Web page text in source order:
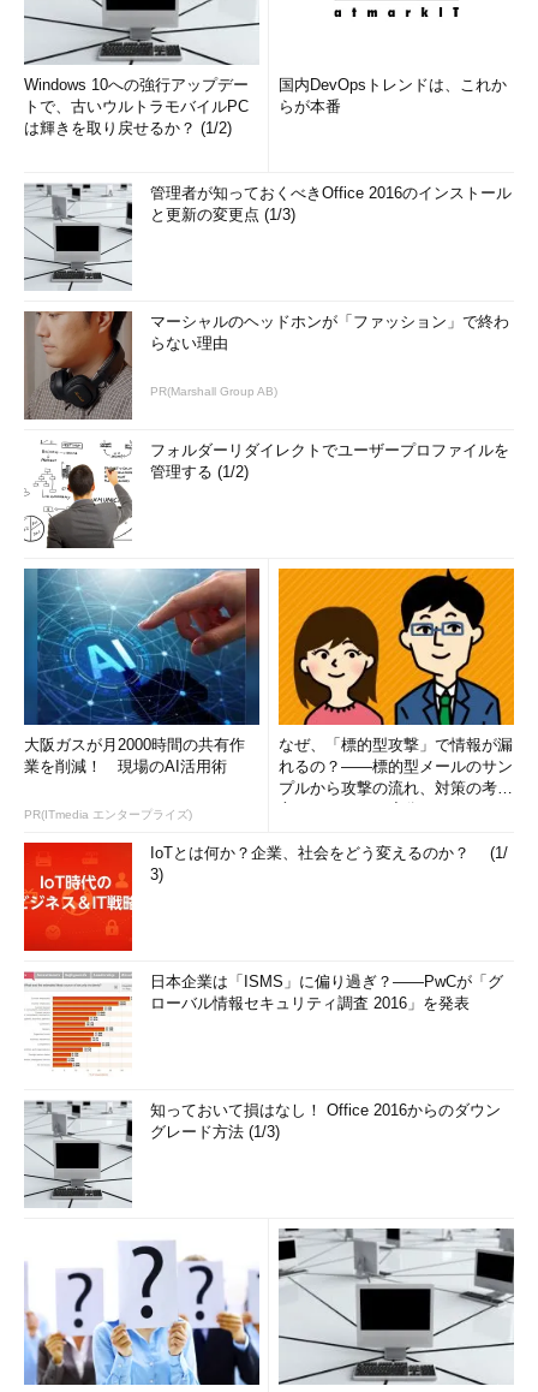
Windows 10への強行アップデー
トで、古いウルトラモバイルPC
は輝きを取り戻せるか？ (1/2)
国内DevOpsトレンドは、これか
らが本番
管理者が知っておくべきOffice 2016のインストール
と更新の変更点 (1/3)
マーシャルのヘッドホンが「ファッション」で終わ
らない理由
PR(Marshall Group AB)
フォルダーリダイレクトでユーザープロファイルを
管理する (1/2)
大阪ガスが月2000時間の共有作
業を削減！ 現場のAI活用術
PR(ITmedia エンタープライズ)
なぜ、「標的型攻撃」で情報が漏
れるの？――標的型メールのサン
プルから攻撃の流れ、対策の考え
IoTとは何か？企業、社会をどう変えるのか？ (1/
3)
日本企業は「ISMS」に偏り過ぎ？――PwCが「グ
ローバル情報セキュリティ調査 2016」を発表
知っておいて損はなし！ Office 2016からのダウン
グレード方法 (1/3)